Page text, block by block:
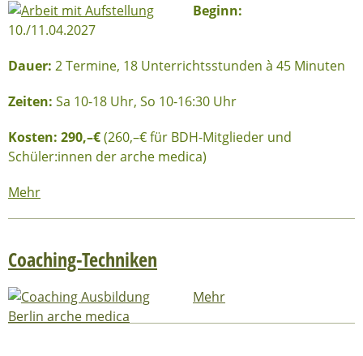
Beginn:
10./11.04.2027
Dauer: 2 Termine, 18 Unterrichtsstunden à 45 Minuten
Zeiten: Sa 10-18 Uhr, So 10-16:30 Uhr
Kosten: 290,–€(260,–€ für BDH-Mitglieder und
Schüler:innen der arche medica)
Mehr
Coaching-Techniken
Mehr